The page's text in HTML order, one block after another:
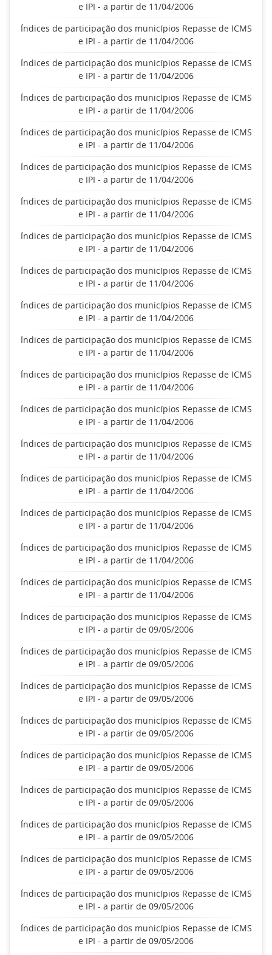
e IPI - a partir de 11/04/2006
Índices de participação dos municípios Repasse de ICMS
e IPI - a partir de 11/04/2006
Índices de participação dos municípios Repasse de ICMS
e IPI - a partir de 11/04/2006
Índices de participação dos municípios Repasse de ICMS
e IPI - a partir de 11/04/2006
Índices de participação dos municípios Repasse de ICMS
e IPI - a partir de 11/04/2006
Índices de participação dos municípios Repasse de ICMS
e IPI - a partir de 11/04/2006
Índices de participação dos municípios Repasse de ICMS
e IPI - a partir de 11/04/2006
Índices de participação dos municípios Repasse de ICMS
e IPI - a partir de 11/04/2006
Índices de participação dos municípios Repasse de ICMS
e IPI - a partir de 11/04/2006
Índices de participação dos municípios Repasse de ICMS
e IPI - a partir de 11/04/2006
Índices de participação dos municípios Repasse de ICMS
e IPI - a partir de 11/04/2006
Índices de participação dos municípios Repasse de ICMS
e IPI - a partir de 11/04/2006
Índices de participação dos municípios Repasse de ICMS
e IPI - a partir de 11/04/2006
Índices de participação dos municípios Repasse de ICMS
e IPI - a partir de 11/04/2006
Índices de participação dos municípios Repasse de ICMS
e IPI - a partir de 11/04/2006
Índices de participação dos municípios Repasse de ICMS
e IPI - a partir de 11/04/2006
Índices de participação dos municípios Repasse de ICMS
e IPI - a partir de 11/04/2006
Índices de participação dos municípios Repasse de ICMS
e IPI - a partir de 11/04/2006
Índices de participação dos municípios Repasse de ICMS
e IPI - a partir de 09/05/2006
Índices de participação dos municípios Repasse de ICMS
e IPI - a partir de 09/05/2006
Índices de participação dos municípios Repasse de ICMS
e IPI - a partir de 09/05/2006
Índices de participação dos municípios Repasse de ICMS
e IPI - a partir de 09/05/2006
Índices de participação dos municípios Repasse de ICMS
e IPI - a partir de 09/05/2006
Índices de participação dos municípios Repasse de ICMS
e IPI - a partir de 09/05/2006
Índices de participação dos municípios Repasse de ICMS
e IPI - a partir de 09/05/2006
Índices de participação dos municípios Repasse de ICMS
e IPI - a partir de 09/05/2006
Índices de participação dos municípios Repasse de ICMS
e IPI - a partir de 09/05/2006
Índices de participação dos municípios Repasse de ICMS
e IPI - a partir de 09/05/2006